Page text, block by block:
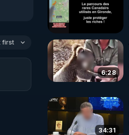
first
6:28
34:31